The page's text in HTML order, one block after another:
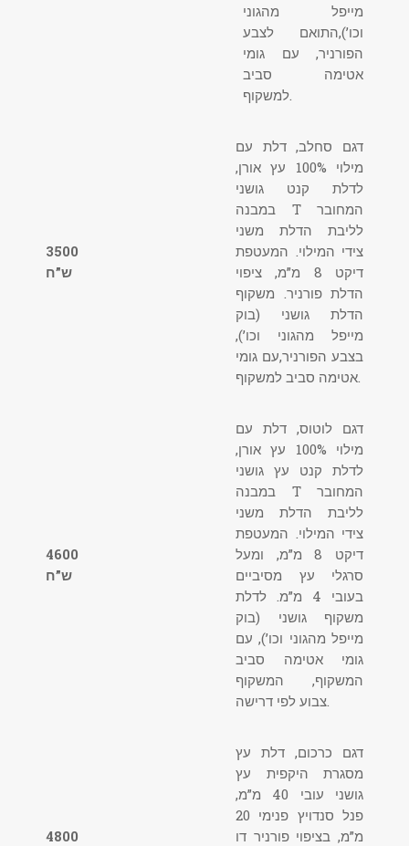
מייפל מהגוני
וכו’),התואם לצבע
הפורניר, עם גומי
אטימה סביב
למשקוף.
דגם סחלב, דלת עם
מילוי 100% עץ אורן,
לדלת קנט גושני
במבנה T המחובר
לליבת הדלת משני
צידי המילוי. המעטפת
דיקט 8 מ”מ, ציפוי
הדלת פורניר. משקוף
הדלת גושני (בוק
מייפל מהגוני וכו’),
בצבע הפורניר,עם גומי
אטימה סביב למשקוף.
3500
ש”ח
דגם לוטוס, דלת עם
מילוי 100% עץ אורן,
לדלת קנט עץ גושני
במבנה T המחובר
לליבת הדלת משני
צידי המילוי. המעטפת
דיקט 8 מ”מ, ומעל
סרגלי עץ מסיביים
בעובי 4 מ”מ. לדלת
משקוף גושני (בוק
מייפל מהגוני וכו’), עם
גומי אטימה סביב
המשקוף, המשקוף
צבוע לפי דרישה.
4600
ש”ח
דגם כרכום, דלת עץ
מסגרת היקפית עץ
גושני עובי 40 מ”מ,
פנל סנדויץ פנימי 20
מ”מ, בציפוי פורניר דו
4800